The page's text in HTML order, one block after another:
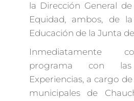
la Dirección General
Equidad, ambos, de
Educación de la Junta
Inmediatamente
programa con
Experiencias, a cargo
municipales de